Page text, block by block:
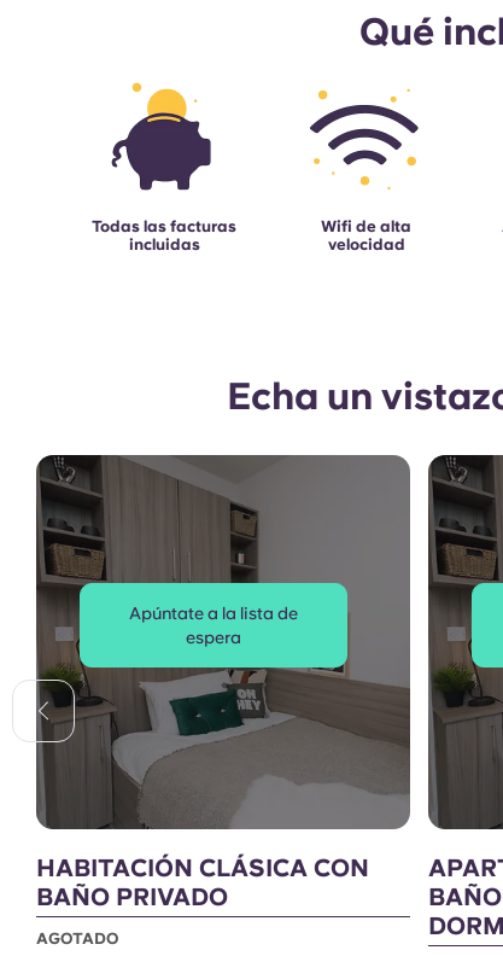
Qué
Todas las facturas
incluidas
Wifi de alta
velocidad
Echa un
Apúntate a la lista de
espera
HABITACIÓN CLÁSICA CON
BAÑO PRIVADO
AGOTADO